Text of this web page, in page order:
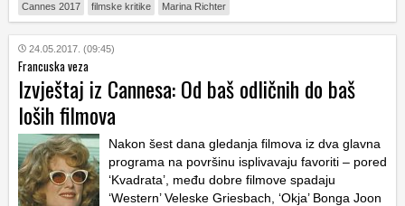
Cannes 2017 filmske kritike Marina Richter
24.05.2017. (09:45)
Francuska veza
Izvještaj iz Cannesa: Od baš odličnih do baš
loših filmova
Nakon šest dana gledanja filmova iz dva glavna
programa na površinu isplivavaju favoriti – pored
‘Kvadrata’, među dobre filmove spadaju
‘Western’ Veleske Griesbach, ‘Okja’ Bonga Joon